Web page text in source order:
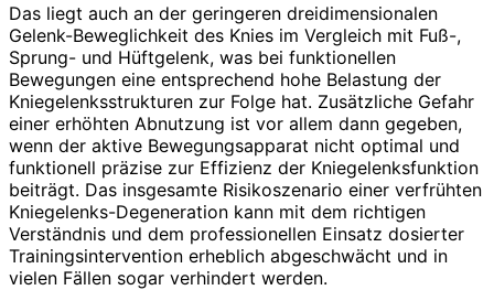
Das liegt auch an der geringeren dreidimensionalen
Gelenk-Beweglichkeit des Knies im Vergleich mit Fuß-,
Sprung- und Hüftgelenk, was bei funktionellen
Bewegungen eine entsprechend hohe Belastung der
Kniegelenksstrukturen zur Folge hat. Zusätzliche Gefahr
einer erhöhten Abnutzung ist vor allem dann gegeben,
wenn der aktive Bewegungsapparat nicht optimal und
funktionell präzise zur Effizienz der Kniegelenksfunktion
beiträgt. Das insgesamte Risikoszenario einer verfrühten
Kniegelenks-Degeneration kann mit dem richtigen
Verständnis und dem professionellen Einsatz dosierter
Trainingsintervention erheblich abgeschwächt und in
vielen Fällen sogar verhindert werden.